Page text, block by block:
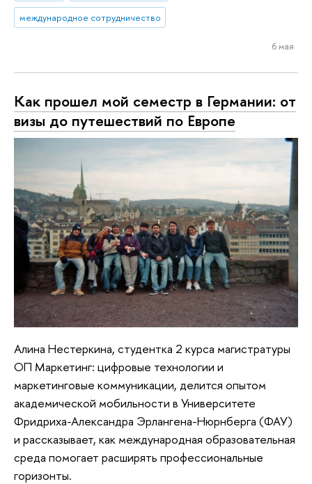
международное сотрудничество
6 мая
Как прошел мой семестр в Германии: от
визы до путешествий по Европе
Алина Нестеркина, студентка 2 курса магистратуры
ОП Маркетинг: цифровые технологии и
маркетинговые коммуникации, делится опытом
академической мобильности в Университете
Фридриха-Александра Эрлангена-Нюрнберга (ФАУ)
и рассказывает, как международная образовательная
среда помогает расширять профессиональные
горизонты.